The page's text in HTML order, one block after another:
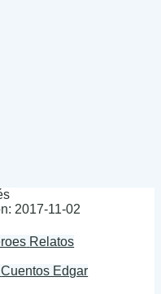
2017-11-02
Relatos
Cuentos Edgar